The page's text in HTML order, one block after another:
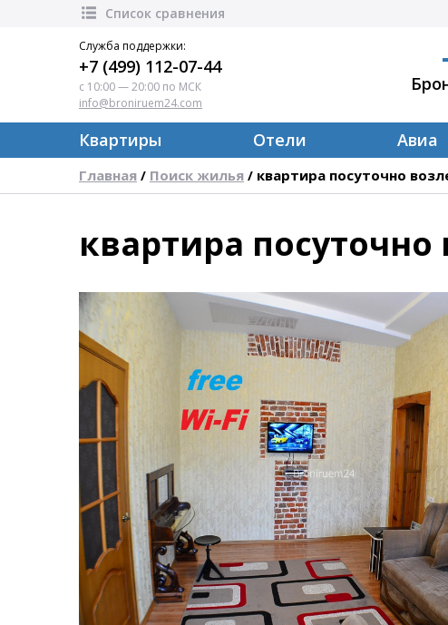
Список сравнения
Служба поддержки:
+7 (499) 112-07-44
с 10:00 — 20:00 по МСК
info@broniruem24.com
Квартиры Отели Авиа
Главная / Поиск жилья / квартира посуточно
квартира